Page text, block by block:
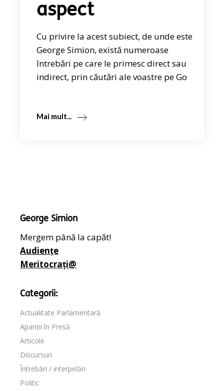
aspect
Cu privire la acest subiect, de unde este
George Simion, există numeroase
întrebări pe care le primesc direct sau
indirect, prin căutări ale voastre pe Go
Mai mult...
George Simion
Mergem până la capăt!
Audiențe
Meritocrați@
Categorii:
Actualitate Parlamentară
Apariții în Presă
Articole
Discursuri
Întrebări / interpelări
Politic